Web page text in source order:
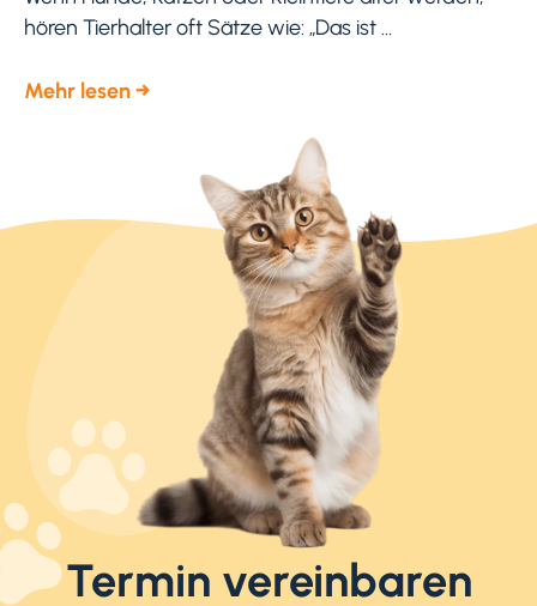
hören Tierhalter oft Sätze wie: „Das ist ...
Mehr lesen →
Termin vereinbaren